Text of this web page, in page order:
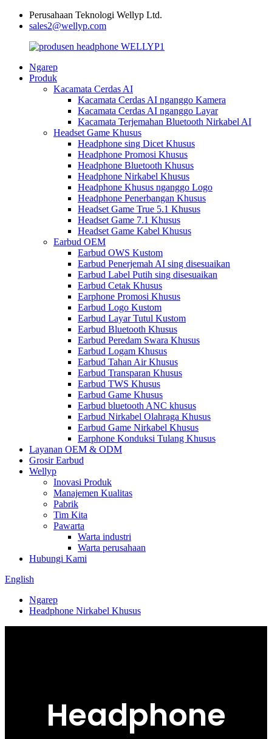
Perusahaan Teknologi Wellyp Ltd.
sales2@wellyp.com
Ngarep
Produk
Kacamata Cerdas AI
Kacamata Cerdas AI nganggo Kamera
Kacamata Cerdas AI nganggo Layar
Kacamata Terjemahan Bluetooth Nirkabel AI
Headset Game Khusus
Headphone sing Dicet Khusus
Headphone Promosi Khusus
Headphone Bluetooth Khusus
Headphone Nirkabel Khusus
Headphone Khusus nganggo Logo
Headphone Penerbangan Khusus
Headset Game True 5.1 Khusus
Headset Game 7.1 Khusus
Headset Game Kabel Khusus
Earbud OEM
Earbud OWS Kustom
Earbud Penerjemah AI sing disesuaikan
Earbud Label Putih sing disesuaikan
Earbud Cetak Khusus
Earphone Promosi Khusus
Earbud Logo Kustom
Earbud Layar Tutul Kustom
Earbud Bluetooth Khusus
Earbud Peredam Swara Khusus
Earbud Logam Khusus
Earbud Tahan Air Khusus
Earbud Transparan Khusus
Earbud TWS Khusus
Earbud Game Khusus
Earbud bluetooth ANC khusus
Earbud Nirkabel Olahraga Khusus
Earbud Game Nirkabel Khusus
Earphone Konduksi Tulang Khusus
Layanan OEM & ODM
Grosir Earbud
Wellyp
Inovasi Produk
Manajemen Kualitas
Pabrik
Tim Kita
Pawarta
Warta industri
Warta perusahaan
Hubungi Kami
English
Ngarep
Headphone Nirkabel Khusus
Headphone